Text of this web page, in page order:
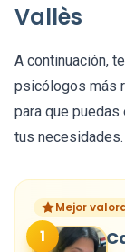
Vallès
A continuación,
psicólogos más
para que
tus necesidades.
Mejor
1